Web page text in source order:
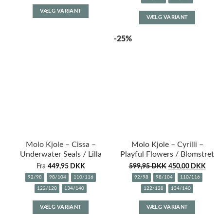
VÆLG VARIANT
Dette
VÆLG VARIANT
Dette
Molo Kjole – Cissa –
Underwater Seals / Lilla
Fra 449,95 DKK
92/98 98/104 110/116
122/128 134/140
VÆLG VARIANT
Dette
-25%
Molo Kjole – Cyrilli –
Playful Flowers / Blomstret
599,95DKK 450,00 DKK
92/98 98/104 110/116
122/128 134/140
VÆLG VARIANT
Dette